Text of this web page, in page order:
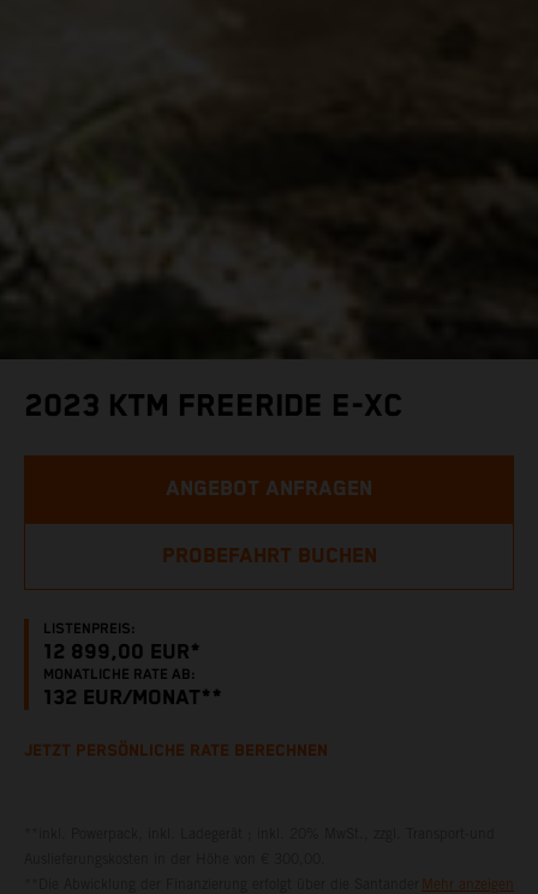
2023 KTM FREERIDE E-XC
LISTENPREIS:
12 899,00 EUR*
MONATLICHE RATE AB:
132 EUR/MONAT**
ANGEBOT ANFRAGEN
PROBEFAHRT BUCHEN
JETZT PERSÖNLICHE RATE BERECHNEN
Mehr anzeigen